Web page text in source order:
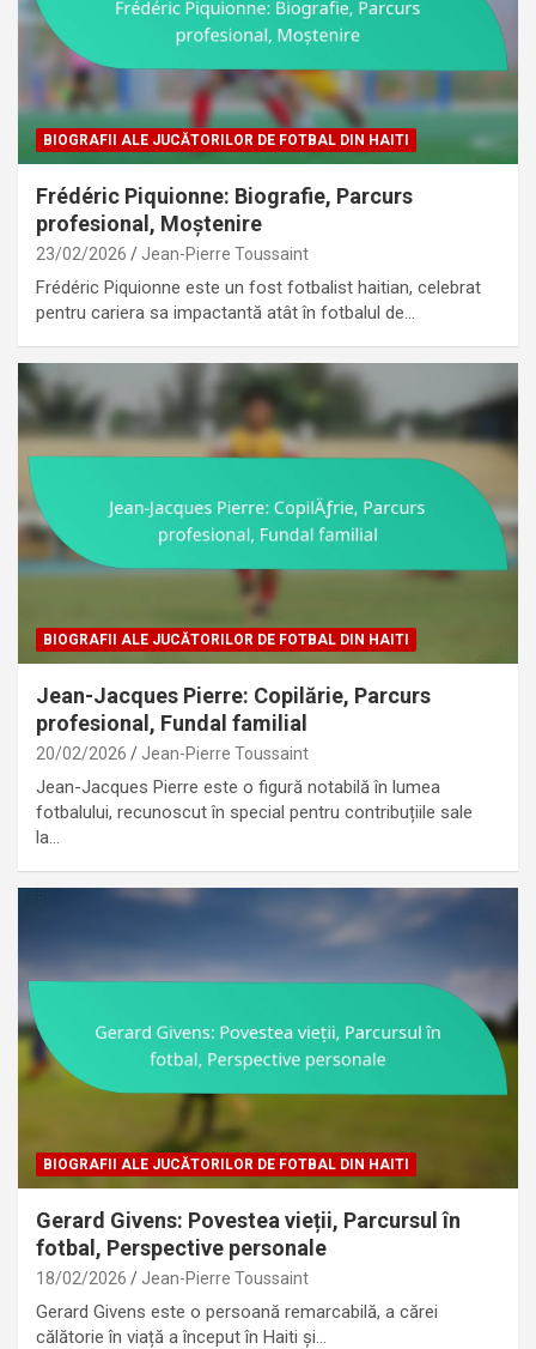
BIOGRAFII ALE JUCĂTORILOR DE FOTBAL DIN HAITI
Frédéric Piquionne: Biografie, Parcurs
profesional, Moștenire
23/02/2026 Jean-Pierre Toussaint
Frédéric Piquionne este un fost fotbalist haitian, celebrat
pentru cariera sa impactantă atât în fotbalul de…
BIOGRAFII ALE JUCĂTORILOR DE FOTBAL DIN HAITI
Jean-Jacques Pierre: Copilărie, Parcurs
profesional, Fundal familial
20/02/2026 Jean-Pierre Toussaint
Jean-Jacques Pierre este o figură notabilă în lumea
fotbalului, recunoscut în special pentru contribuțiile sale
la…
BIOGRAFII ALE JUCĂTORILOR DE FOTBAL DIN HAITI
Gerard Givens: Povestea vieții, Parcursul în
fotbal, Perspective personale
18/02/2026 Jean-Pierre Toussaint
Gerard Givens este o persoană remarcabilă, a cărei
călătorie în viață a început în Haiti și…